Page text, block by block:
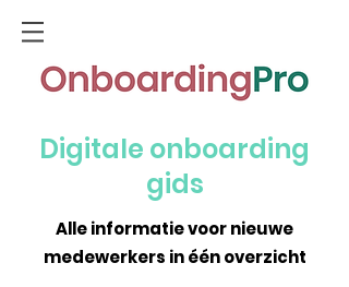
Digitale onboarding
gids
Alle informatie voor nieuwe
medewerkers in één overzicht